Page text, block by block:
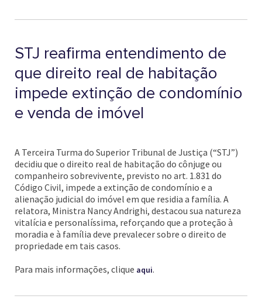
STJ reafirma entendimento de
que direito real de habitação
impede extinção de condomínio
e venda de imóvel
A Terceira Turma do Superior Tribunal de Justiça (“STJ”)
decidiu que o direito real de habitação do cônjuge ou
companheiro sobrevivente, previsto no art. 1.831 do
Código Civil, impede a extinção de condomínio e a
alienação judicial do imóvel em que residia a família. A
relatora, Ministra Nancy Andrighi, destacou sua natureza
vitalícia e personalíssima, reforçando que a proteção à
moradia e à família deve prevalecer sobre o direito de
propriedade em tais casos.
Para mais informações, clique aqui.